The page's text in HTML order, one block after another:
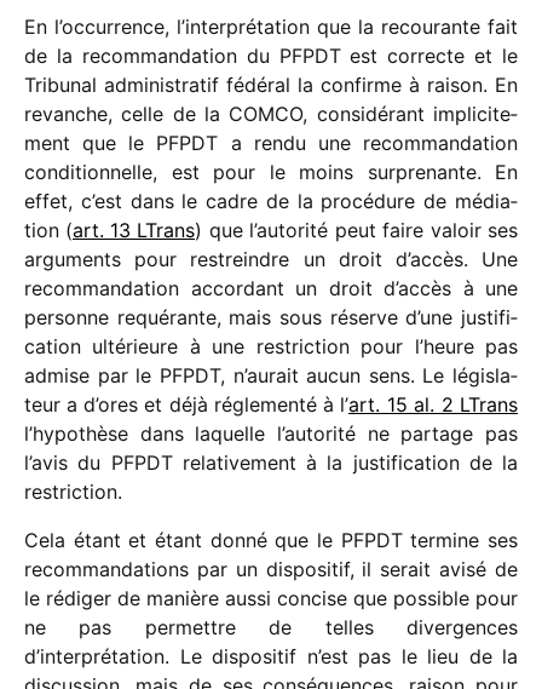
En l’occurrence, l’interprétation que la recou­rante fait
de la recom­man­da­tion du PFPDT est correcte et le
Tribunal admi­nis­tra­tif fédé­ral la confirme à raison. En
revanche, celle de la COMCO, consi­dé­rant impli­ci­te­
ment que le PFPDT a rendu une recom­man­da­tion
condi­tion­nelle, est pour le moins surpre­nante. En
effet, c’est dans le cadre de la procé­dure de média­
tion (art. 13 LTrans) que l’autorité peut faire valoir ses
argu­ments pour restreindre un droit d’accès. Une
recom­man­da­tion accor­dant un droit d’accès à une
personne requé­rante, mais sous réserve d’une justi­fi­
ca­tion ulté­rieure à une restric­tion pour l’heure pas
admise par le PFPDT, n’aurait aucun sens. Le légis­la­
teur a d’ores et déjà régle­menté à l’art. 15 al. 2 LTrans
l’hypothèse dans laquelle l’autorité ne partage pas
l’avis du PFPDT rela­ti­ve­ment à la justi­fi­ca­tion de la
restriction.
Cela étant et étant donné que le PFPDT termine ses
recom­man­da­tions par un dispo­si­tif, il serait avisé de
le rédi­ger de manière aussi concise que possible pour
ne pas permettre de telles diver­gences
d’interprétation. Le dispo­si­tif n’est pas le lieu de la